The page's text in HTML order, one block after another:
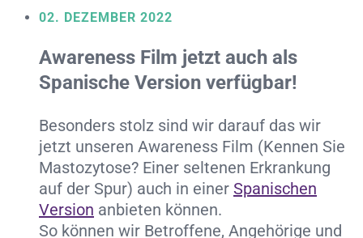
02. DEZEMBER 2022
Awareness Film jetzt auch als
Spanische Version verfügbar!
Besonders stolz sind wir darauf das wir
jetzt unseren Awareness Film (Kennen Sie
Mastozytose? Einer seltenen Erkrankung
auf der Spur) auch in einer Spanischen
Version anbieten können.
So können wir Betroffene, Angehörige und